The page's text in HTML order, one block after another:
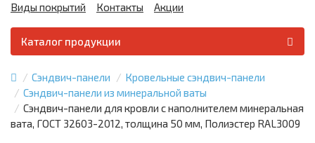
Виды покрытий
Контакты Акции
Каталог продукции
Сэндвич-панели
Кровельные сэндвич-панели
Сэндвич-панели из минеральной ваты
Сэндвич-панели для кровли с наполнителем минеральная
вата, ГОСТ 32603-2012, толщина 50 мм, Полиэстер RAL3009